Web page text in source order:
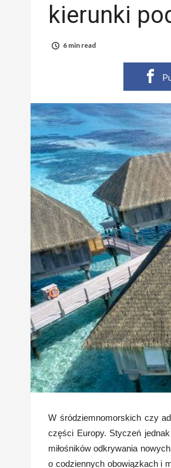
kierunki
6 min read
W śródziemnomorskich czy
części Europy. Styczeń
miłośników odkrywania
o codziennych obowiązkach i